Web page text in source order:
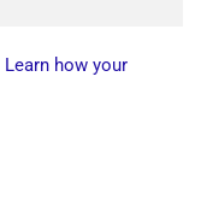
Learn how your